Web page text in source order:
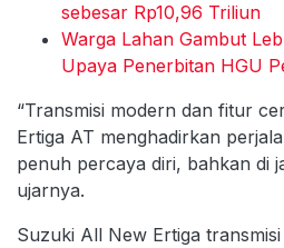
sebesar Rp10,96 Triliun
Warga Lahan Gambut
Upaya Penerbitan HGU
“Transmisi modern dan fitur
Ertiga AT menghadirkan
penuh percaya diri, bahkan di
ujarnya.
Suzuki All New Ertiga